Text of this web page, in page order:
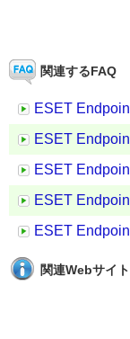
関連するFAQ
ESET
ESET
ESET
ESET
ESET
関連Webサイト